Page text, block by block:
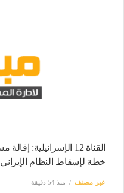
القناة 12
خطة لإسقاط النظام
غير مصنف منذ 54 دقيقة